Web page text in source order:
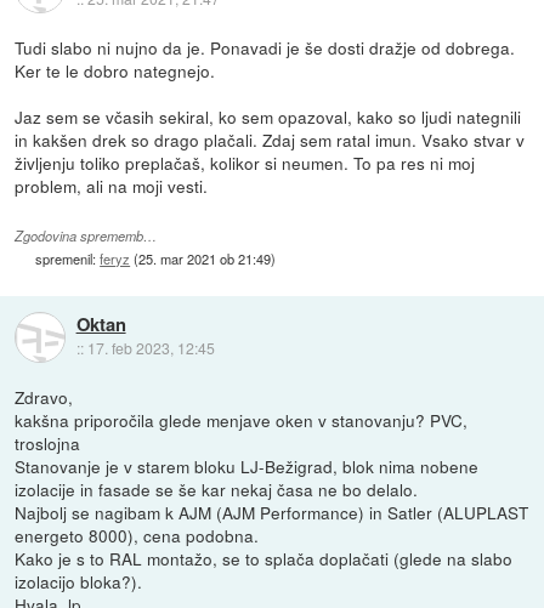
Tudi slabo ni nujno da je. Ponavadi je še dosti dražje od dobrega.
Ker te le dobro nategnejo.
Jaz sem se včasih sekiral, ko sem opazoval, kako so ljudi nategnili
in kakšen drek so drago plačali. Zdaj sem ratal imun. Vsako stvar v
življenju toliko preplačaš, kolikor si neumen. To pa res ni moj
problem, ali na moji vesti.
Zgodovina sprememb…
spremenil:feryz (25. mar 2021 ob 21:49)
Oktan
:: 17. feb 2023, 12:45
Zdravo,
kakšna priporočila glede menjave oken v stanovanju? PVC,
troslojna
Stanovanje je v starem bloku LJ-Bežigrad, blok nima nobene
izolacije in fasade se še kar nekaj časa ne bo delalo.
Najbolj se nagibam k AJM (AJM Performance) in Satler (ALUPLAST
energeto 8000), cena podobna.
Kako je s to RAL montažo, se to splača doplačati (glede na slabo
izolacijo bloka?).